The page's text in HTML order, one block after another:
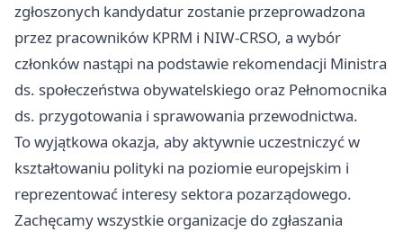
zgłoszonych kandydatur zostanie przeprowadzona
przez pracowników KPRM i NIW-CRSO, a wybór
członków nastąpi na podstawie rekomendacji Ministra
ds. społeczeństwa obywatelskiego oraz Pełnomocnika
ds. przygotowania i sprawowania przewodnictwa.
To wyjątkowa okazja, aby aktywnie uczestniczyć w
kształtowaniu polityki na poziomie europejskim i
reprezentować interesy sektora pozarządowego.
Zachęcamy wszystkie organizacje do zgłaszania